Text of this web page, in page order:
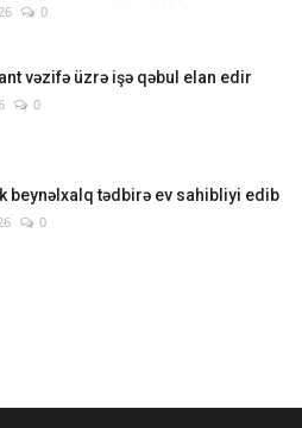
0
vəzifə üzrə işə qəbul elan edir
0
beynəlxalq tədbirə ev sahibliyi edib
0